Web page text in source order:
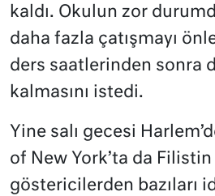
kaldı. Okulun zor
daha fazla çatışmayı
ders saatlerinden sonra
kalmasını istedi.
Yine salı gecesi
of New York’ta da Filistin
göstericilerden bazıları